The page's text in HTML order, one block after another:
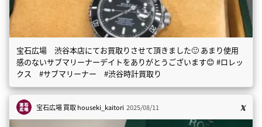
宝石広場 渋谷本店にてお買取りさせて頂きました🙂 あまり使用
感のないサブマリーナーデイトをありがとうございます😊 #ロレッ
クス #サブマリーナー #渋谷時計買取り
宝石広場 買取houseki_kaitori 2025/08/11